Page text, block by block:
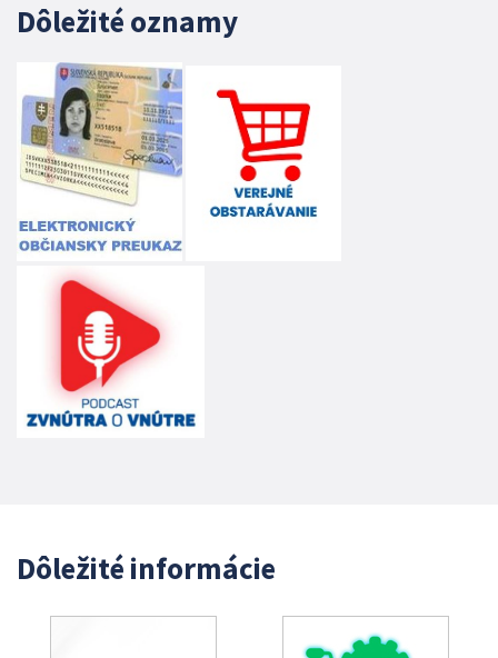
Dôležité oznamy
Dôležité informácie